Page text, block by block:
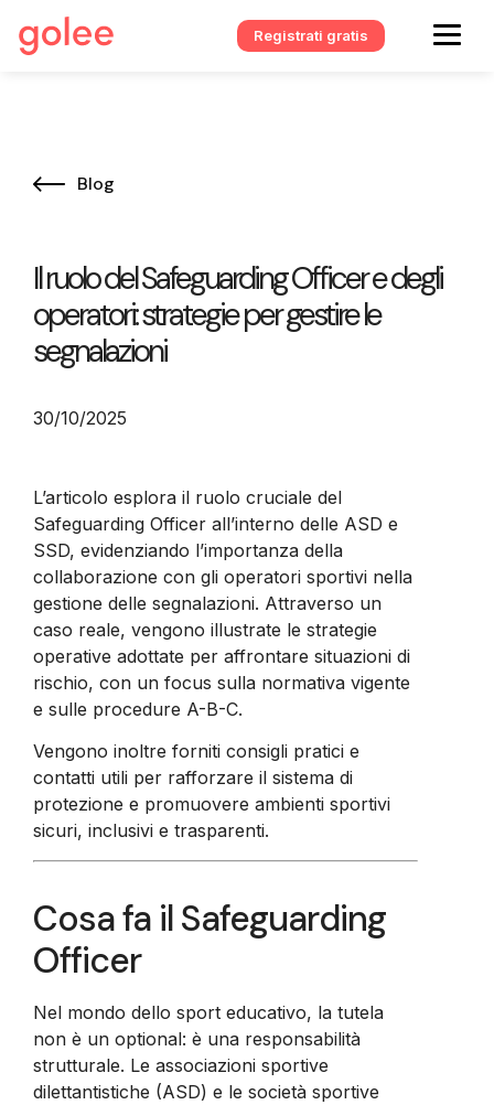
Registrati gratis
Blog
Il ruolo del Safeguarding Officer e degli
operatori: strategie per gestire le
segnalazioni
30/10/2025
L’articolo esplora il ruolo cruciale del
Safeguarding Officer all’interno delle ASD e
SSD, evidenziando l’importanza della
collaborazione con gli operatori sportivi nella
gestione delle segnalazioni. Attraverso un
caso reale, vengono illustrate le strategie
operative adottate per affrontare situazioni di
rischio, con un focus sulla normativa vigente
e sulle procedure A-B-C.
Vengono inoltre forniti consigli pratici e
contatti utili per rafforzare il sistema di
protezione e promuovere ambienti sportivi
sicuri, inclusivi e trasparenti.
Cosa fa il Safeguarding
Officer
Nel mondo dello sport educativo, la tutela
non è un optional: è una responsabilità
strutturale. Le associazioni sportive
dilettantistiche (ASD) e le società sportive